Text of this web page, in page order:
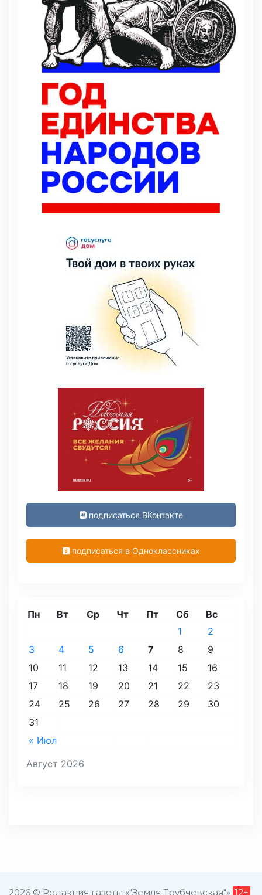
подписаться ВКонтакте
подписаться в Одноклассниках
Август 2026
Пн Вт Ср Чт Пт Сб Вс
« Июл
1
2
3
4 5 6 7 8
9
10
11 12 13 14 15
16
17
18 19 20 21 22
23
24
25 26 27 28 29
30
31
2026 © Редакция газеты «"Земля Трубчевская"» 12+